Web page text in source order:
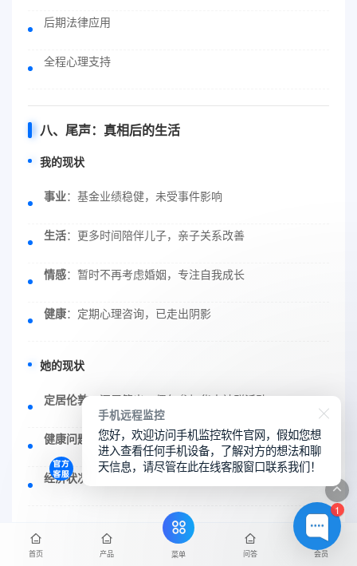
后期法律应用
全程心理支持
八、尾声：真相后的生活
我的现状
事业：基金业绩稳健，未受事件影响
生活：更多时间陪伴儿子，亲子关系改善
情感：暂时不再考虑婚姻，专注自我成长
健康：定期心理咨询，已走出阴影
她的现状
定居伦敦 ：深居简出，偶尔参加华人社群活动
健康问题 ：据悉在进行心理治疗和成瘾戒断
经济状况
首页 产品 菜单 问答 会员
1
手机远程监控
您好，欢迎访问手机监控软件官网，假如您想
进入查看任何手机设备，了解对方的想法和聊
天信息，请尽管在此在线客服窗口联系我们！